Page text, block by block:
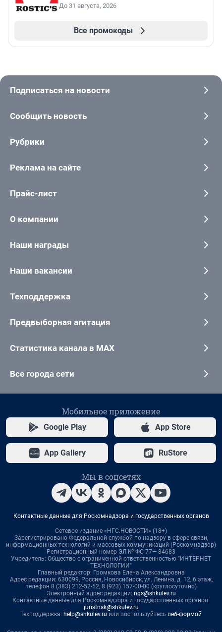
До 31 августа, 2026
Все промокоды
Подписаться на новости
Сообщить новость
Рубрики
Реклама на сайте
Прайс-лист
О компании
Наши награды
Наши вакансии
Техподдержка
Предвыборная агитация
Статистика канала в MAX
Все города сети
Мобильное приложение
Google Play App Store
App Gallery RuStore
Мы в соцсетях
Контактные данные для Роскомнадзора и государственных органов
Сетевое издание «НГС.НОВОСТИ» (18+)
Зарегистрировано Федеральной службой по надзору в сфере связи,
информационных технологий и массовых коммуникаций (Роскомнадзор)
Регистрационный номер ЭЛ № ФС 77— 84683
Учредитель: Общество с ограниченной ответственностью "ИНТЕРНЕТ
ТЕХНОЛОГИИ"
Главный редактор: Громкова Елена Александровна
Адрес редакции: 630099, Россия, Новосибирск, ул. Ленина, д. 12, 6 этаж,
телефон 8 (383) 212-52-52, 8 (923) 157-00-00 (круглосуточно)
Электронный адрес редакции: ngs@shkulev.ru
Контактные данные для Роскомнадзора и государственных органов:
juristnsk@shkulev.ru
Техподдержка: help@shkulev.ru или воспользуйтесь веб-формой